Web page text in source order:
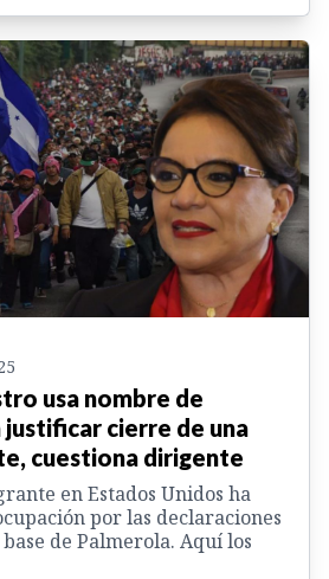
usa nombre de
cierre de una
cuestiona dirigente
en Estados Unidos ha
por las declaraciones
de Palmerola. Aquí los